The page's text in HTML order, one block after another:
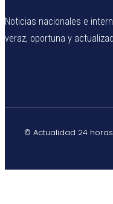
Noticias nacionales e
veraz, oportuna y
© Actualidad 24